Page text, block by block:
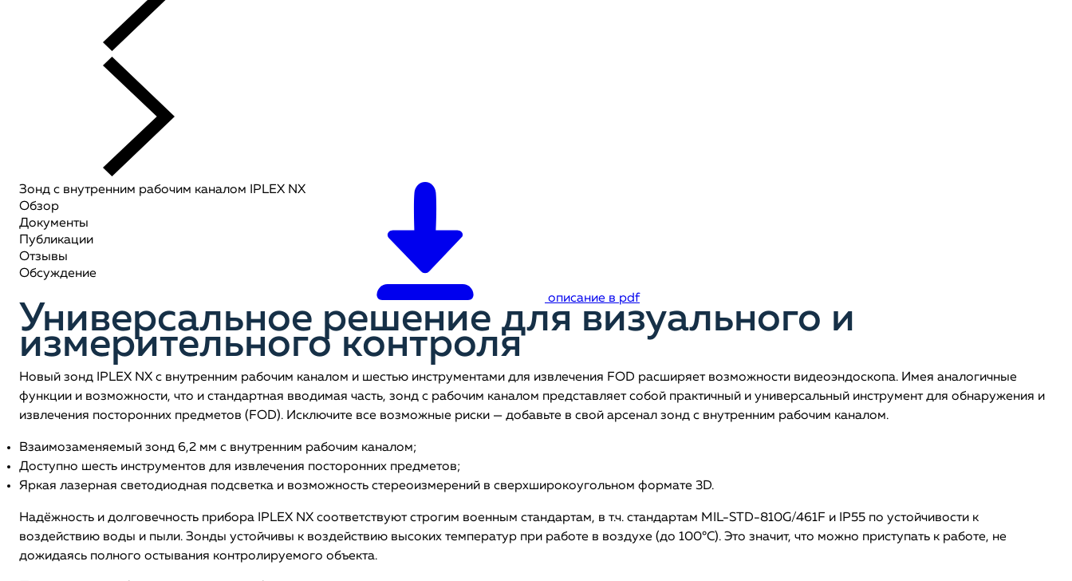
Зонд с внутренним рабочим каналом IPLEX NX
Обзор
Документы
Публикации
Отзывы
Обсуждение
описание в pdf
Универсальное решение для визуального и
измерительного контроля
Новый зонд IPLEX NX с внутренним рабочим каналом и шестью инструментами для извлечения FOD расширяет возможности видеоэндоскопа. Имея аналогичные
функции и возможности, что и стандартная вводимая часть, зонд с рабочим каналом представляет собой практичный и универсальный инструмент для обнаружения и
извлечения посторонних предметов (FOD). Исключите все возможные риски — добавьте в свой арсенал зонд с внутренним рабочим каналом.
Взаимозаменяемый зонд 6,2 мм с внутренним рабочим каналом;
Доступно шесть инструментов для извлечения посторонних предметов;
Яркая лазерная светодиодная подсветка и возможность стереоизмерений в сверхширокоугольном формате 3D.
Надёжность и долговечность прибора IPLEX NX соответствуют строгим военным стандартам, в т.ч. стандартам MIL-STD-810G/461F и IP55 по устойчивости к
воздействию воды и пыли. Зонды устойчивы к воздействию высоких температур при работе в воздухе (до 100°C). Это значит, что можно приступать к работе, не
дожидаясь полного остывания контролируемого объекта.